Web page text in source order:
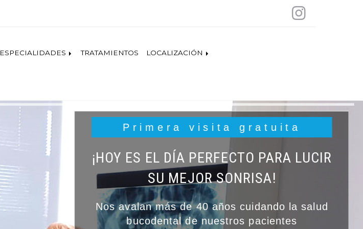
ESPECIALIDADES TRATAMIENTOS LOCALIZACIÓN
¡HOY ES EL DÍA PERFECTO PARA LUCIR
SU MEJOR SONRISA!
Nos avalan más de 40 años cuidando la salud
bucodental de nuestros pacientes
Primera visita gratuita